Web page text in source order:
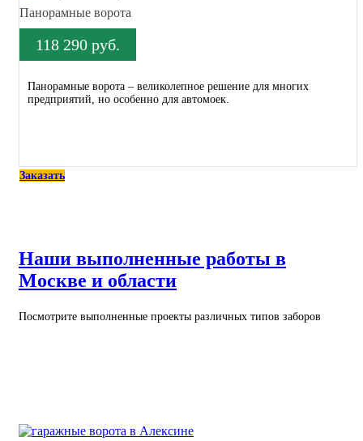
Панорамные ворота
118 290 руб.
Панорамные ворота – великолепное решение для многих
предприятий, но особенно для автомоек.
Заказать
Наши выполненные работы в
Москве и области
Посмотрите выполненные проекты различных типов заборов